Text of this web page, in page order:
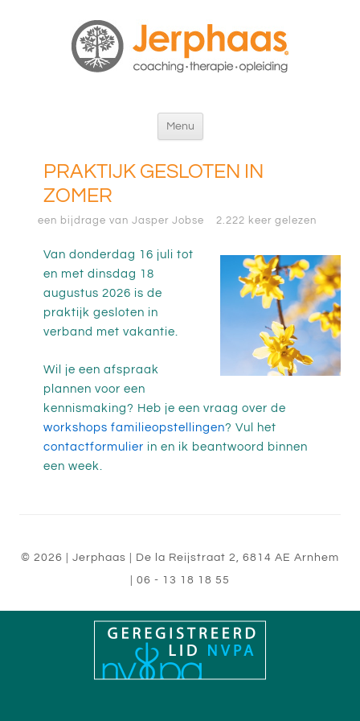
Menu
naar
inhoud
PRAKTIJK GESLOTEN IN
ZOMER
een bijdrage van Jasper Jobse 2.222 keer gelezen
Van donderdag 16 juli tot
en met dinsdag 18
augustus 2026 is de
praktijk gesloten in
verband met vakantie.
Wil je een afspraak
plannen voor een
kennismaking? Heb je een vraag over de
workshops familieopstellingen? Vul het
contactformulier in en ik beantwoord binnen
een week.
© 2026 | Jerphaas De la Reijstraat 2, 6814 AE Arnhem
06 - 13 18 18 55